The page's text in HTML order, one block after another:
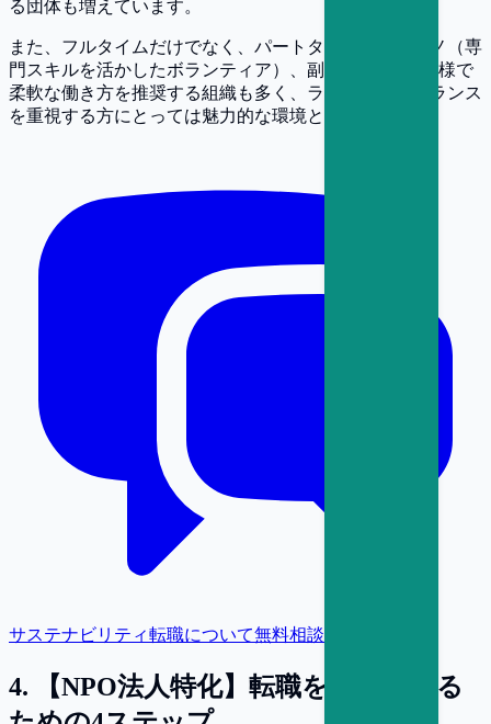
る団体も増えています。
また、フルタイムだけでなく、パートタイムやプロボノ（専
門スキルを活かしたボランティア）、副業OKなど、多様で
柔軟な働き方を推奨する組織も多く、ライフワークバランス
を重視する方にとっては魅力的な環境とも言えます。
サステナビリティ転職について無料相談
4.
【NPO法人特化】転職を成功させる